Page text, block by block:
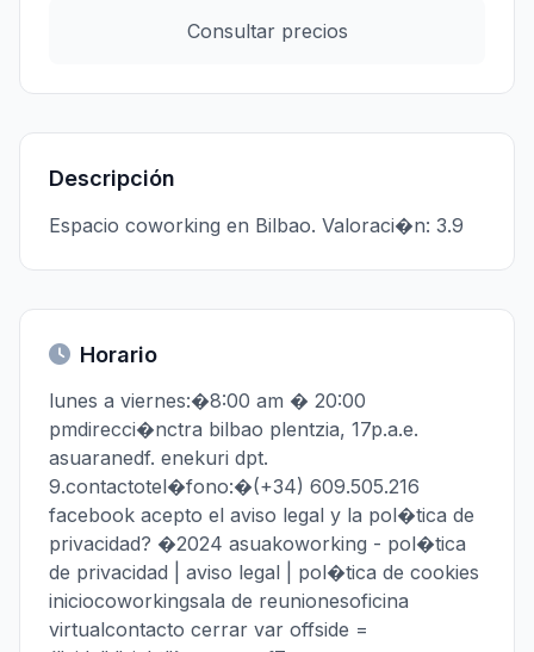
Consultar precios
Descripción
Espacio coworking en Bilbao. Valoraci�n: 3.9
Horario
lunes a viernes:�8:00 am � 20:00
pmdirecci�nctra bilbao plentzia, 17p.a.e.
asuaranedf. enekuri dpt.
9.contactotel�fono:�(+34) 609.505.216
facebook acepto el aviso legal y la pol�tica de
privacidad? �2024 asuakoworking - pol�tica
de privacidad | aviso legal | pol�tica de cookies
iniciocoworkingsala de reunionesoficina
virtualcontacto cerrar var offside =